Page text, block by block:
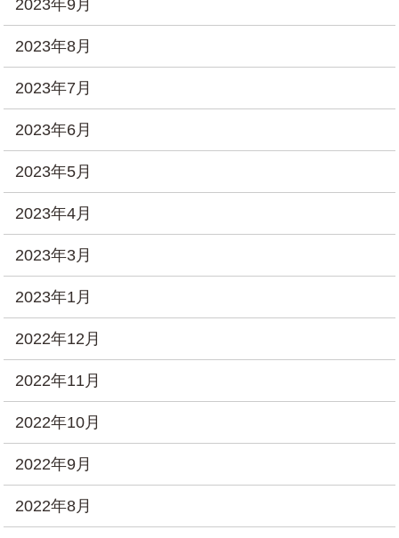
2023年9月
2023年8月
2023年7月
2023年6月
2023年5月
2023年4月
2023年3月
2023年1月
2022年12月
2022年11月
2022年10月
2022年9月
2022年8月